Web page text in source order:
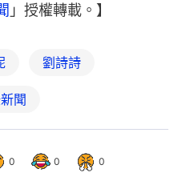
」授權轉載。】
劉詩詩
聞
0 0 0